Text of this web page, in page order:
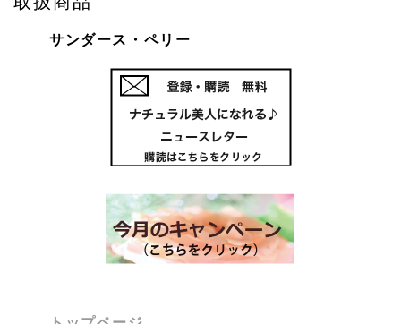
2021/06/29
詳しくはこちらをクリック
サンダース・ペリー